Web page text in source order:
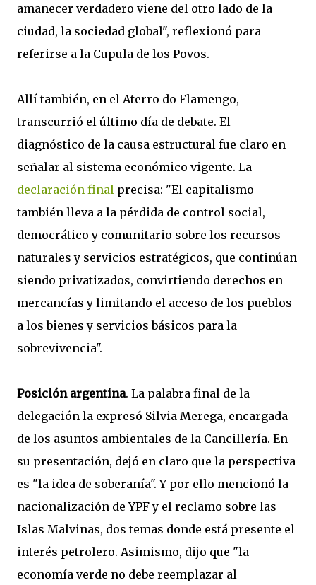
amanecer verdadero viene del otro lado de la
ciudad, la sociedad global", reflexionó para
referirse a la Cupula de los Povos.
Allí también, en el Aterro do Flamengo,
transcurrió el último día de debate. El
diagnóstico de la causa estructural fue claro en
señalar al sistema económico vigente. La
declaración final precisa: "El capitalismo
también lleva a la pérdida de control social,
democrático y comunitario sobre los recursos
naturales y servicios estratégicos, que continúan
siendo privatizados, convirtiendo derechos en
mercancías y limitando el acceso de los pueblos
a los bienes y servicios básicos para la
sobrevivencia".
Posición argentina. La palabra final de la
delegación la expresó Silvia Merega, encargada
de los asuntos ambientales de la Cancillería. En
su presentación, dejó en claro que la perspectiva
es "la idea de soberanía". Y por ello mencionó la
nacionalización de YPF y el reclamo sobre las
Islas Malvinas, dos temas donde está presente el
interés petrolero. Asimismo, dijo que "la
economía verde no debe reemplazar al